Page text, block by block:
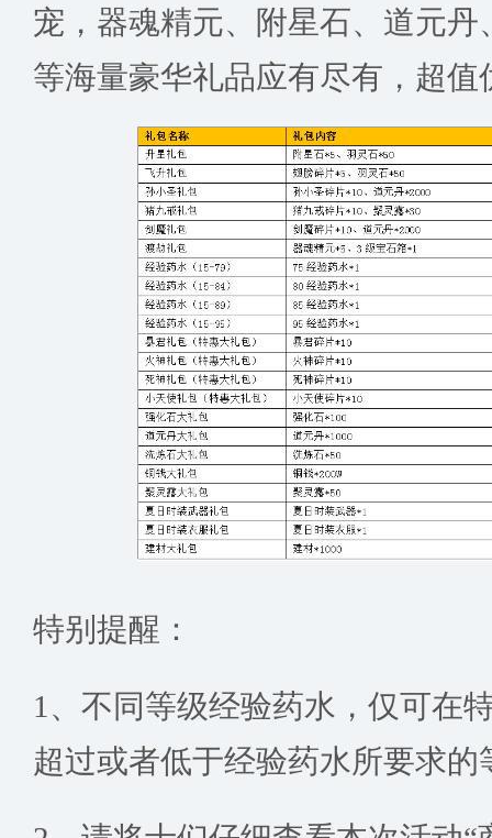
宠，器魂精元、附星石、道元
等海量豪华礼品应有尽有，超
特别提醒：
1、不同等级经验药水，仅可在
超过或者低于经验药水所要求